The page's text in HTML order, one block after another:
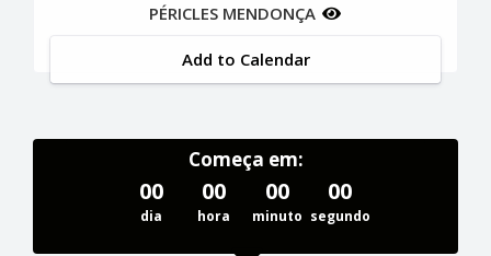
PÉRICLES MENDONÇA
Add to Calendar
Começa em:
00
dia
00
hora
00
minuto
00
segundo